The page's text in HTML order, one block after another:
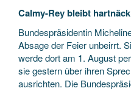
Calmy-Rey bleibt
Bundespräsidentin
Absage der Feier unbeirrt.
werde dort am 1. August
sie gestern über ihren
ausrichten. Die